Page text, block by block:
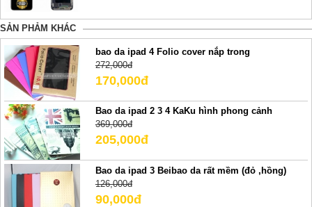
SẢN PHẢM KHÁC
bao da ipad 4 Folio cover nắp trong
272,000đ
170,000đ
Bao da ipad 2 3 4 KaKu hình phong cảnh
369,000đ
205,000đ
Bao da ipad 3 Beibao da rất mềm (đỏ ,hồng)
126,000đ
90,000đ